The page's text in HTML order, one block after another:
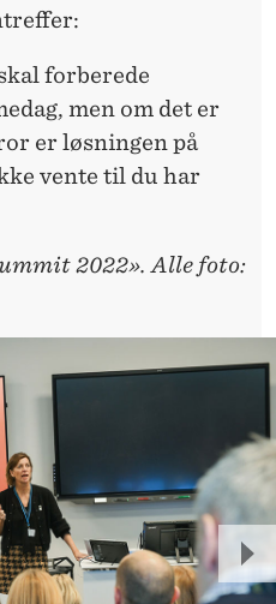
forberede
men om det er
er løsningen på
vente til du har
2022». Alle foto:
N
E